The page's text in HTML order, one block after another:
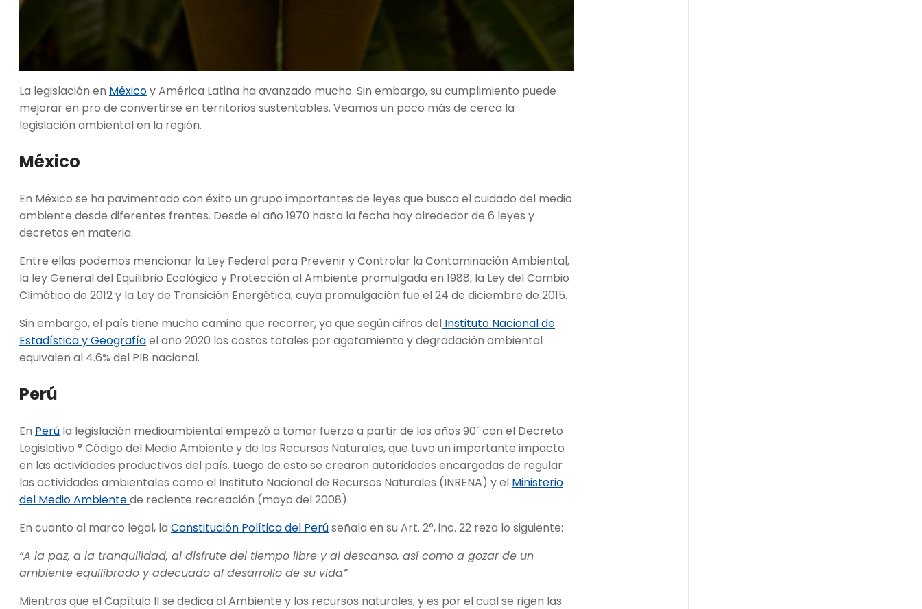
La legislación en Méxicoy América Latina ha avanzado mucho. Sin embargo, su cumplimiento puede
mejorar en pro de convertirse en territorios sustentables. Veamos un poco más de cerca la
legislación ambiental en la región.
México
En México se ha pavimentado con éxito un grupo importantes de leyes que busca el cuidado del medio
ambiente desde diferentes frentes. Desde el año 1970 hasta la fecha hay alrededor de 6 leyes y
decretos en materia.
Entre ellas podemos mencionar la Ley Federal para Prevenir y Controlar la Contaminación Ambiental,
la ley General del Equilibrio Ecológico y Protección al Ambiente promulgada en 1988, la Ley del Cambio
Climático de 2012 y la Ley de Transición Energética, cuya promulgación fue el 24 de diciembre de 2015.
Sin embargo, el país tiene mucho camino que recorrer, ya que según cifras del Instituto Nacional de
Estadística y Geografíael año 2020 los costos totales por agotamiento y degradación ambiental
equivalen al 4.6% del PIB nacional.
Perú
En Perú la legislación medioambiental empezó a tomar fuerza a partir de los años 90´ con el Decreto
Legislativo ° Código del Medio Ambiente y de los Recursos Naturales, que tuvo un importante impacto
en las actividades productivas del país. Luego de esto se crearon autoridades encargadas de regular
las actividades ambientales como el Instituto Nacional de Recursos Naturales (INRENA) y el Ministerio
del Medio Ambientede reciente recreación (mayo del 2008).
En cuanto al marco legal, la Constitución Política del Perúseñala en su Art. 2°, inc. 22 reza lo siguiente:
“A la paz, a la tranquilidad, al disfrute del tiempo libre y al descanso, así como a gozar de un
ambiente equilibrado y adecuado al desarrollo de su vida”
Mientras que el Capítulo II se dedica al Ambiente y los recursos naturales, y es por el cual se rigen las